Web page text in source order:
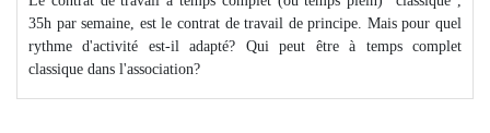
35h par semaine, est le contrat de travail de principe. Mais pour quel
rythme d'activité est-il adapté? Qui peut être à temps complet
classique dans l'association?